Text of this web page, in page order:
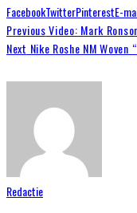
FacebookTwitterPinterestE-
PreviousVideo: Mark
Next Nike Roshe NM
Redactie